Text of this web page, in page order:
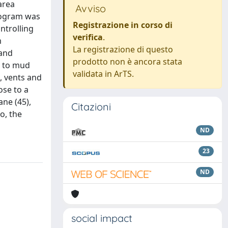
was
to mud
vents and
to a
(45),
the
Avviso
Registrazione in corso di
verifica.
La registrazione di questo
prodotto non è ancora stata
validata in ArTS.
Citazioni
ND
23
ND
social impact